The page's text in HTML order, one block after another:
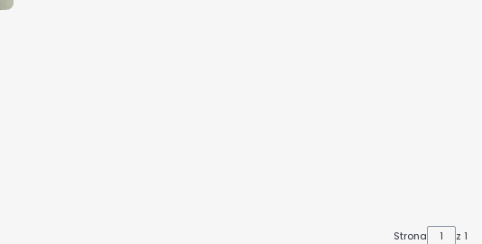
Strona z 1